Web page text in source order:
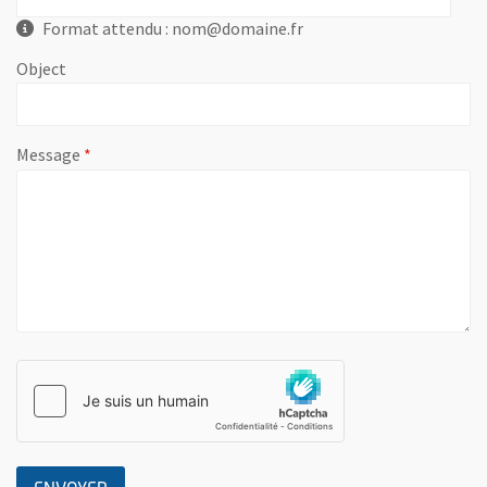
Format attendu : nom@domaine.fr
Object
Message , champ obligatoire